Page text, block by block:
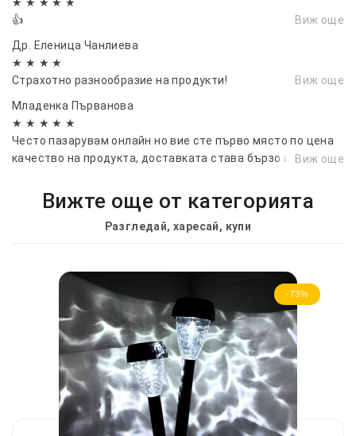
👍
Виж още
Др. Еленица Чанлиева
★ ★ ★ ★
Страхотно разнообразие на продукти!
Виж още
Младенка Първанова
★ ★ ★ ★ ★
Често пазарувам онлайн но вие сте първо място по цена
качество на продукта, доставката става бързо и лесно
Виж още
Вижте още от категорията
Разгледай, харесай, купи
-73%